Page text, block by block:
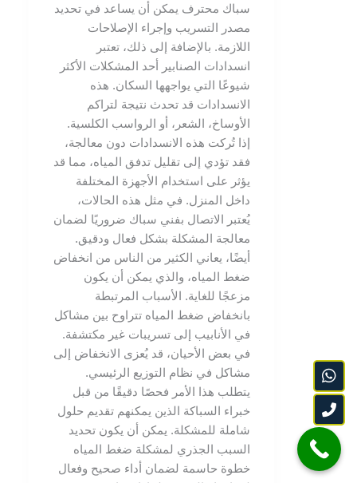
سباك محترف يمكن أن يساعد في تحديد
مصدر التسريب وإجراء الإصلاحات
اللازمة. بالإضافة إلى ذلك، تعتبر
انسدادات الصنابير أحد المشكلات الأكثر
شيوعًا التي يواجهها السكان. هذه
الانسدادات قد تحدث نتيجة لتراكم
الأوساخ، الشعر، أو الرواسب الكلسية.
إذا تُركت هذه الانسدادات دون معالجة،
فقد تؤدي إلى تقليل تدفق المياه، مما قد
يؤثر على استخدام الأجهزة المختلفة
داخل المنزل. في مثل هذه الحالات،
يُعتبر الاتصال بفني سباك ضروريًا لضمان
معالجة المشكلة بشكل فعال ودقيق.
أيضًا، يعاني الكثير من الناس من انخفاض
ضغط المياه، والذي يمكن أن يكون
مزعجًا للغاية. الأسباب المرتبطة
بانخفاض ضغط المياه تتراوح بين مشاكل
في الأنابيب إلى تسريبات غير مكتشفة.
في بعض الأحيان، قد يُعزى الانخفاض إلى
مشاكل في نظام التوزيع الرئيسي.
يتطلب هذا الأمر فحصًا دقيقًا من قبل
خبراء السباكة الذين يمكنهم تقديم حلول
شاملة للمشكلة. يمكن أن يكون تحديد
السبب الجذري لمشكلة ضغط المياه
خطوة حاسمة لضمان أداء صحيح وفعال